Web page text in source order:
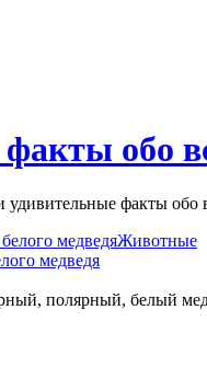
обо
факты обо
Животные
медведя
полярный, белый